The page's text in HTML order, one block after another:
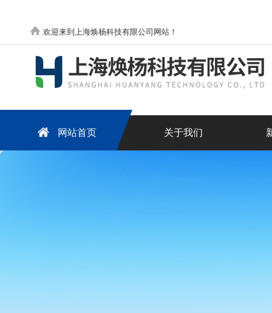
欢迎来到上海焕杨科技有限公司网站！
网站首页 关于我们